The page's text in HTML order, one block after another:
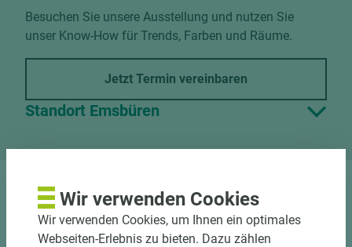
Besuchen Sie unsere Ausstellung und nutzen Sie
unser Know-How für Trends, Farben und Räume.
Jetzt Termin vereinbaren
Standort Emsbüren
DOWNLOADS
Wir verwenden Cookies
Wir verwenden Cookies, um Ihnen ein optimales
Webseiten-Erlebnis zu bieten. Dazu zählen